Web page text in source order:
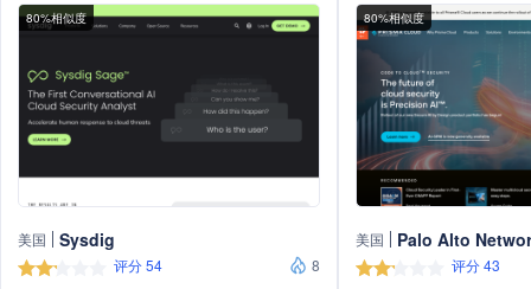
80%相似度
美国 Sysdig
评分 54
8
80%相似度
美国 Palo Alto
评分 43